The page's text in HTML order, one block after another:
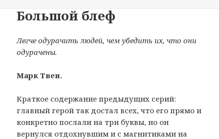
Большой блеф
Легче одурачить людей, чем убедить их, что они
одурачены.
Марк Твен.
Краткое содержание предыдущих серий:
главный герой так достал всех, что его прямо и
конкретно послали на три буквы, но он
вернулся отдохнувшим и с магнитиками на